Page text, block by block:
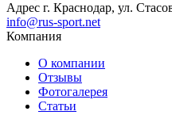
Адрес г. Краснодар, ул.
info@rus-sport.net
Компания
О компании
Отзывы
Фотогалерея
Статьи